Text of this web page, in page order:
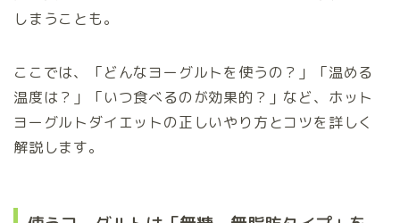
しまうことも。
ここでは、「どんなヨーグルトを使うの？」「温める
温度は？」「いつ食べるのが効果的？」など、ホット
ヨーグルトダイエットの正しいやり方とコツを詳しく
解説します。